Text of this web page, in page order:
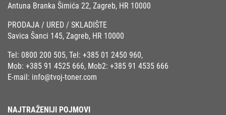
Antuna Branka Šimića 22, Zagreb, HR 10000
PRODAJA / URED / SKLADIŠTE
Savica Šanci 145, Zagreb, HR 10000
Tel: 0800 200 505, Tel: +385 01 2450 960,
Mob: +385 91 4525 666, Mob2: +385 91 4535 666
E-mail: info@tvoj-toner.com
NAJTRAŽENIJI POJMOVI